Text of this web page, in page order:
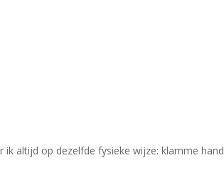
altijd op dezelfde fysieke wijze: klamme